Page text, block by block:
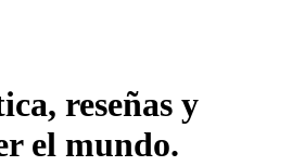
reseñas y
el mundo.